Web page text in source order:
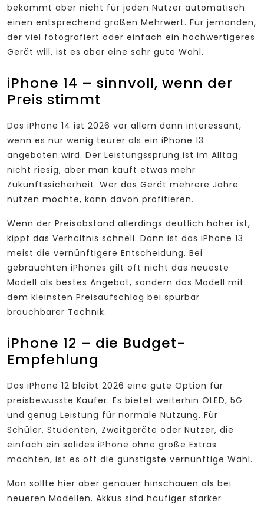
bekommt aber nicht für jeden Nutzer automatisch
einen entsprechend großen Mehrwert. Für jemanden,
der viel fotografiert oder einfach ein hochwertigeres
Gerät will, ist es aber eine sehr gute Wahl.
iPhone 14 – sinnvoll, wenn der
Preis stimmt
Das iPhone 14 ist 2026 vor allem dann interessant,
wenn es nur wenig teurer als ein iPhone 13
angeboten wird. Der Leistungssprung ist im Alltag
nicht riesig, aber man kauft etwas mehr
Zukunftssicherheit. Wer das Gerät mehrere Jahre
nutzen möchte, kann davon profitieren.
Wenn der Preisabstand allerdings deutlich höher ist,
kippt das Verhältnis schnell. Dann ist das iPhone 13
meist die vernünftigere Entscheidung. Bei
gebrauchten iPhones gilt oft nicht das neueste
Modell als bestes Angebot, sondern das Modell mit
dem kleinsten Preisaufschlag bei spürbar
brauchbarer Technik.
iPhone 12 – die Budget-
Empfehlung
Das iPhone 12 bleibt 2026 eine gute Option für
preisbewusste Käufer. Es bietet weiterhin OLED, 5G
und genug Leistung für normale Nutzung. Für
Schüler, Studenten, Zweitgeräte oder Nutzer, die
einfach ein solides iPhone ohne große Extras
möchten, ist es oft die günstigste vernünftige Wahl.
Man sollte hier aber genauer hinschauen als bei
neueren Modellen. Akkus sind häufiger stärker